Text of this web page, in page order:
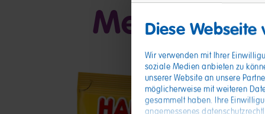
Diese
Wir verwenden mit Ihrer
soziale Medien anbieten zu
unserer Website an unsere
möglicherweise mit weiteren
gesammelt haben. Ihre
angemessenes
Meine